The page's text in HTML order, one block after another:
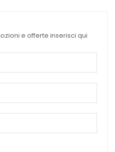
e offerte inserisci qui